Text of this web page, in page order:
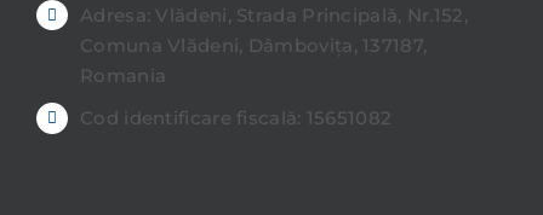
Adresa: Vlădeni, Strada Principală, Nr.152,
Comuna Vlădeni, Dâmbovița, 137187,
Romania
Cod identificare fiscală: 15651082